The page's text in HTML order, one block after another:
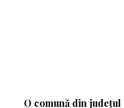
O comună din